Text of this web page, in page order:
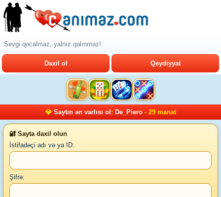
Sevgi qocalmaz, yalnız qalınmaz!
Daxil ol Qeydiyyat
💎 Saytın ən varlısı ol : De_Piero- 29 manat
🔐 Sayta daxil olun
İstifadəçi adı və ya ID:
Şifrə: